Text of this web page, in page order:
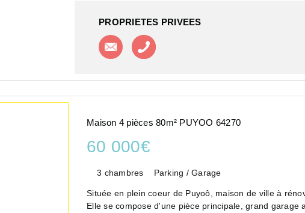
PROPRIETES PRIVEES
Contacter l'agence
Maison 4 pièces 80m² PUYOO 64270
60 000€
3 chambres Parking / Garage
Située en plein coeur de Puyoô, maison de ville à
Elle se compose d'une pièce principale, grand